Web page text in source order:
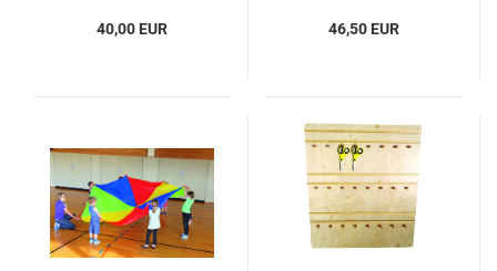
40,00 EUR 46,50 EUR